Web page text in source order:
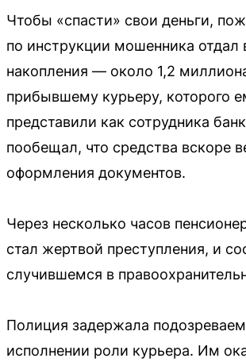
Чтобы «спасти» свои деньги,
по инструкции мошенника отдал
накопления — около 1,2
прибывшему курьеру, которого
представили как сотрудника
пообещал, что средства вскоре
оформления документов.
Через несколько часов
стал жертвой преступления, и
случившемся в
Полиция задержала
исполнении роли курьера. Им